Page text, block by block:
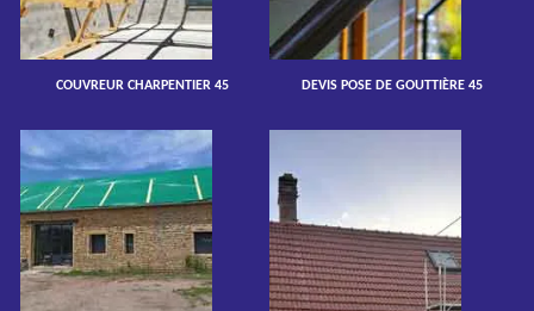
COUVREUR CHARPENTIER 45 DEVIS POSE DE GOUTTIÈRE 45